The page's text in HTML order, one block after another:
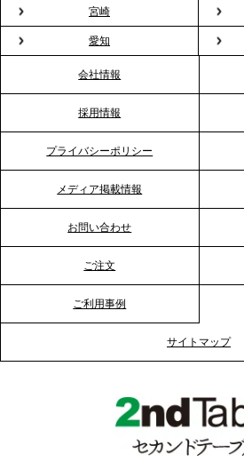
プレスリリースのご案内｜もう「
まない。職場のバレンタインをケ
厚生”化。採用にも効く新スタイル
2026.1.23
RKB毎日放送「RKB NEWS」で
巻きケータリング」が紹介されま
2026.1.20
る？「恵方巻きケータリング」で
ーションを活性化
2025.12.12
事提供を実施へ
宮崎
愛知
会社情報
採用情報
プライバシーポリシー
メディア掲載情報
お問い合わせ
ご注文
ご利用事例
サイトマップ